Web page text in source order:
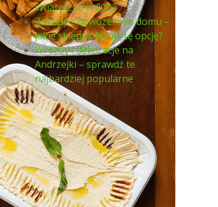
świąteczne w 2022
Zakupy z dowozem do domu –
jakie sklepy oferują tę opcję?
Wróżby i dekoracje na
Andrzejki – sprawdź te
najbardziej popularne